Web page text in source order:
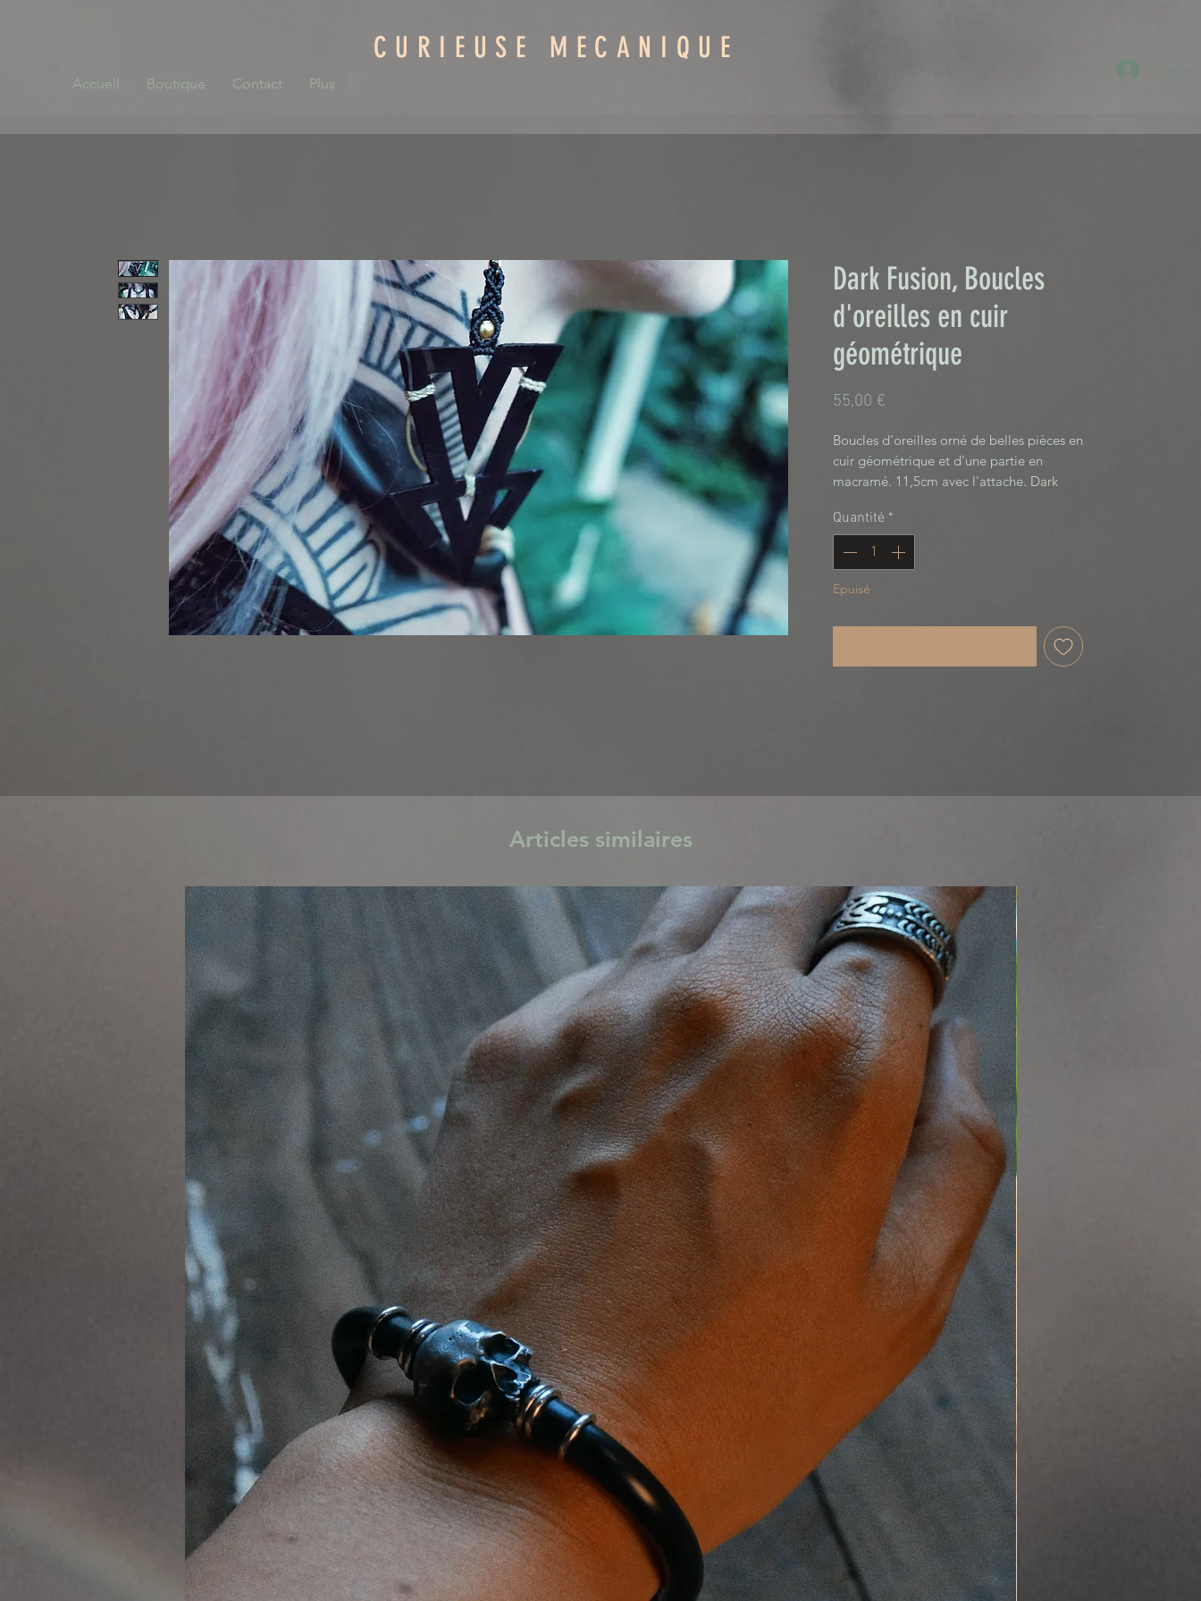
Accueil Boutique Contact Plus
CURIEUSE MECANIQUE
Dark Fusion, Boucles
d'oreilles en cuir
géométrique
55,00 €
Boucles d'oreilles orné de belles pièces en
cuir géométrique et d'une partie en
macramé. 11,5cm avec l'attache. Dark
cerise noire creation
Quantité *
Epuisé
Me notifier lorsque cet article est disponible
Articles similaires